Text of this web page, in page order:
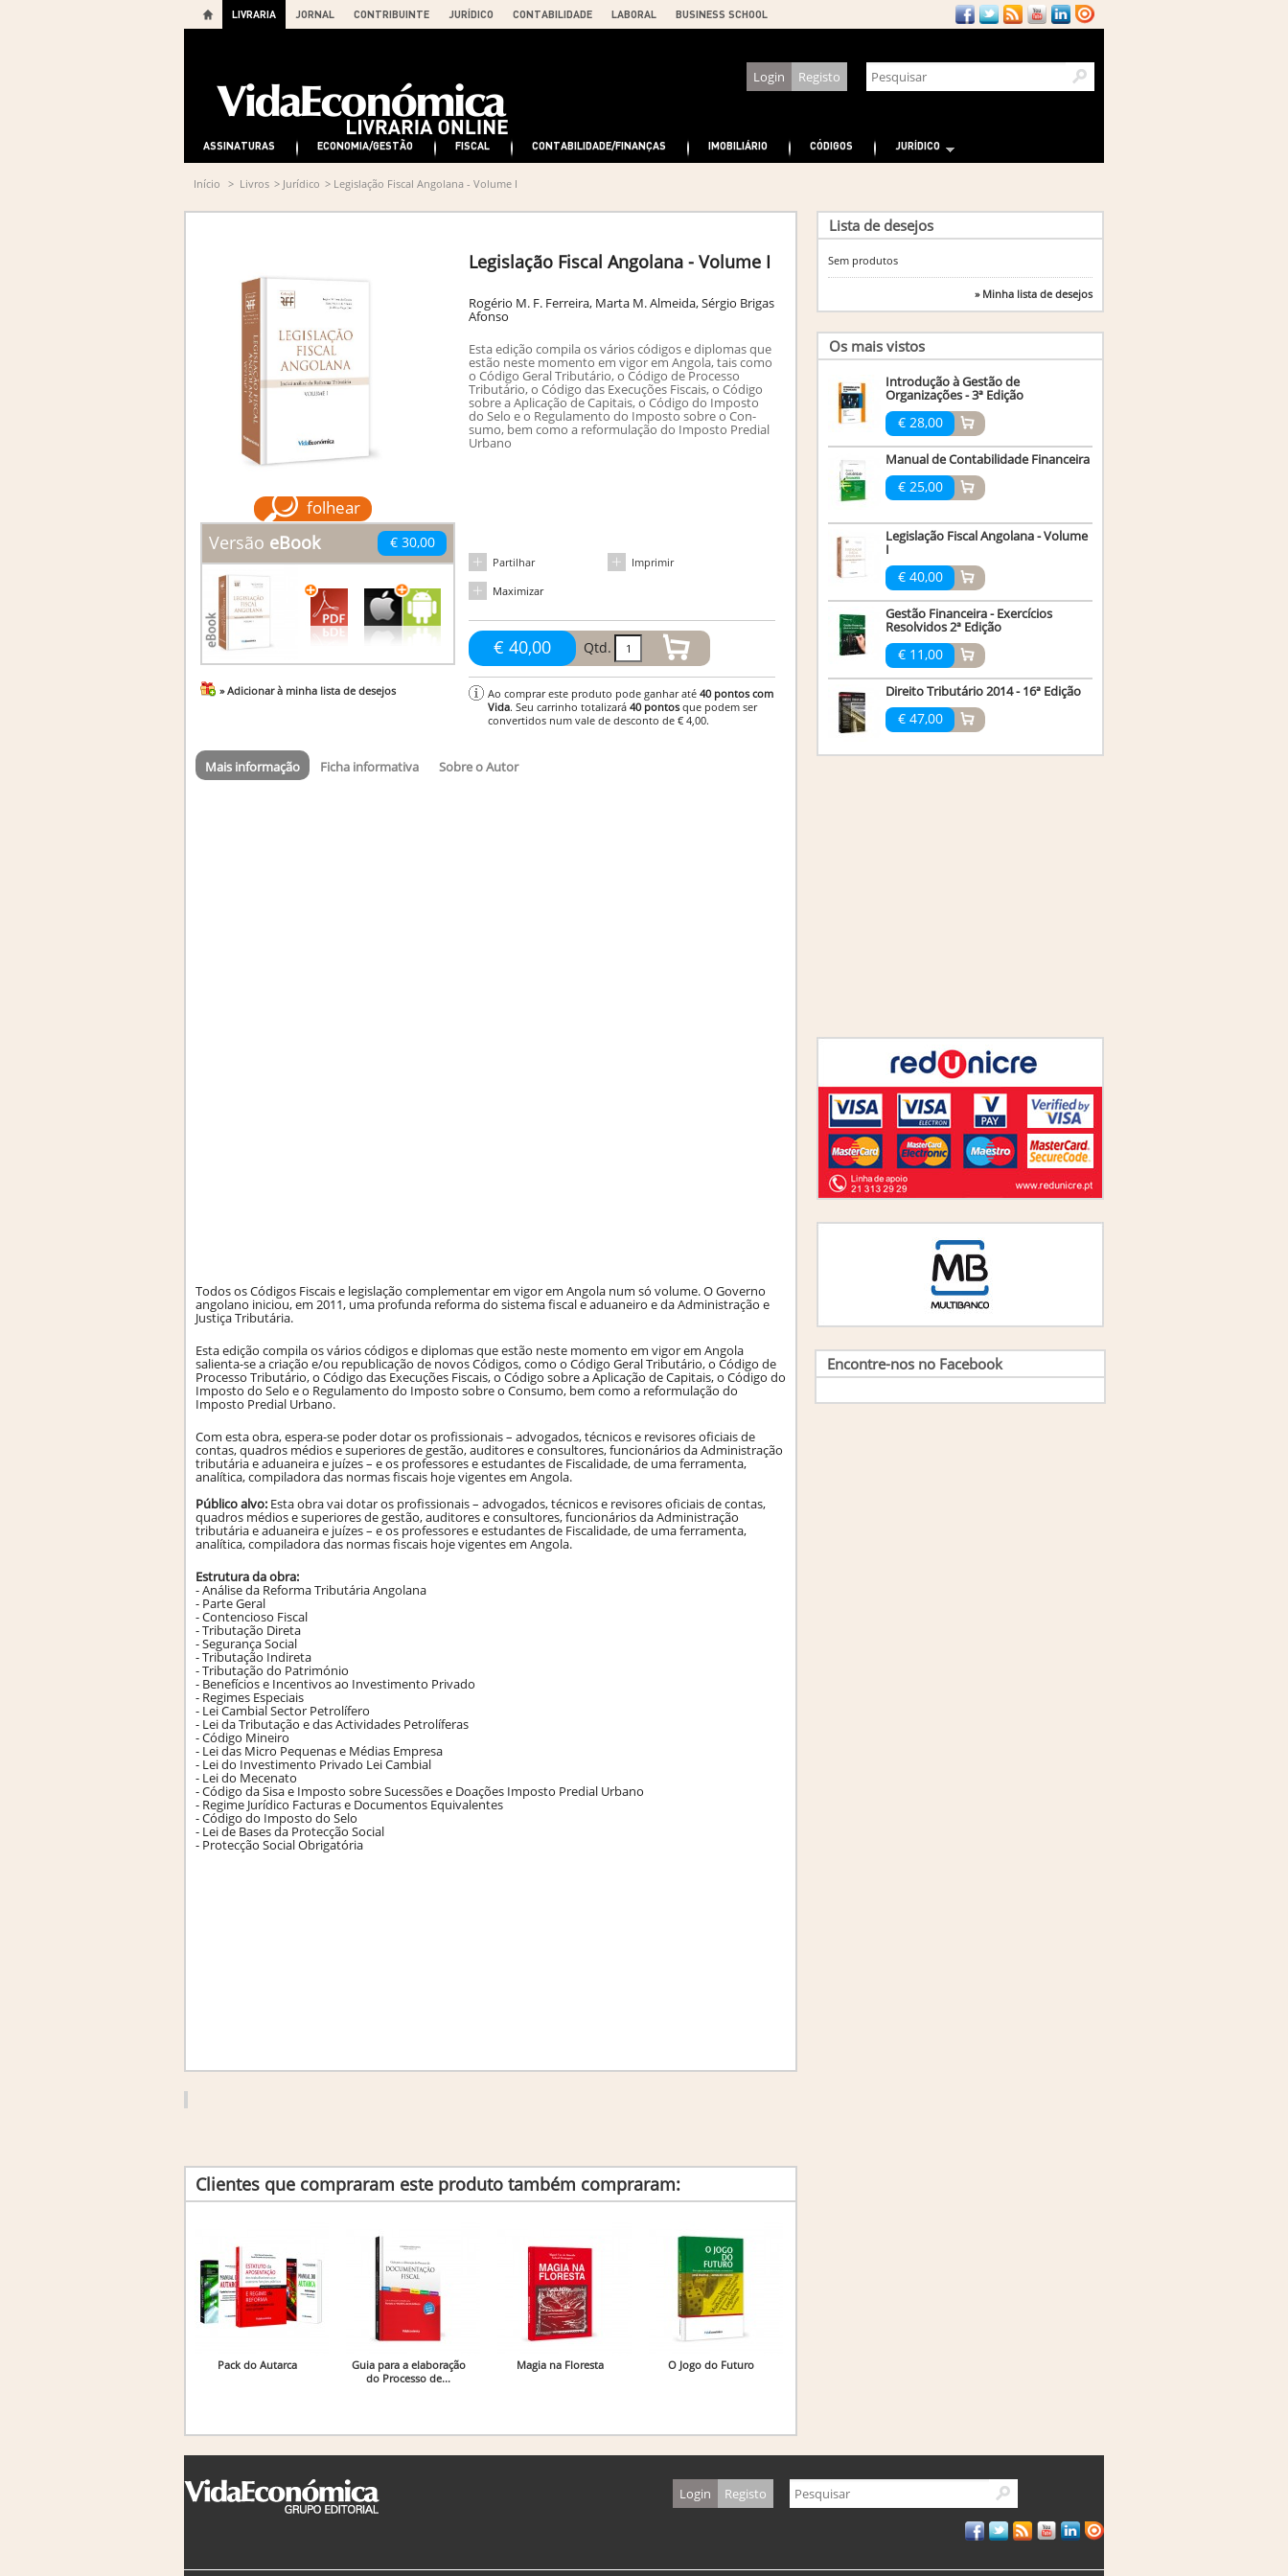
LIVRARIA JORNAL CONTRIBUINTE JURÍDICO CONTABILIDADE LABORAL BUSINESS SCHOOL
Login Registo
ASSINATURAS ECONOMIA/GESTÃO FISCAL CONTABILIDADE/FINANÇAS IMOBILIÁRIO CÓDIGOS JURÍDICO
Início > Livros > Jurídico > Legislação Fiscal Angolana - Volume I
folhear
Versão eBook € 30,00
» Adicionar à minha lista de desejos
Legislação Fiscal Angolana - Volume I
Rogério M. F. Ferreira, Marta M. Almeida, Sérgio Brigas
Afonso
Esta edição compila os vários códigos e diplomas que
estão neste momento em vigor em Angola, tais como
o Código Geral Tributário, o Código de Processo
Tributário, o Código das Execuções Fiscais, o Código
sobre a Aplicação de Capitais, o Código do Imposto
do Selo e o Regulamento do Imposto sobre o Con­
sumo, bem como a reformulação do Imposto Predial
Urbano
Partilhar
Imprimir
Maximizar
€ 40,00 Qtd.
Ao comprar este produto pode ganhar até 40pontos com
Vida. Seu carrinho totalizará 40pontos que podem ser
convertidos num vale de desconto de € 4,00.
Mais informação Ficha informativa Sobre o Autor
Todos os Códigos Fiscais e legislação complementar em vigor em Angola num só volume. O Governo
angolano iniciou, em 2011, uma profunda reforma do sistema fiscal e aduaneiro e da Administração e
Justiça Tributária.
Esta edição compila os vários códigos e diplomas que estão neste momento em vigor em Angola
salienta-se a criação e/ou republicação de novos Códigos, como o Código Geral Tributário, o Código de
Processo Tributário, o Código das Execuções Fiscais, o Código sobre a Aplicação de Capitais, o Código do
Imposto do Selo e o Regulamento do Imposto sobre o Con­sumo, bem como a reformulação do
Imposto Predial Urbano.
Com esta obra, espera-se poder dotar os profissionais – advogados, técnicos e revisores oficiais de
contas, quadros médios e superiores de gestão, auditores e consultores, funcionários da Administração
tributária e aduaneira e juízes – e os professores e estudantes de Fiscalidade, de uma ferramenta,
analítica, compiladora das normas fiscais hoje vigentes em Angola.
Público alvo: Esta obra vai dotar os profissionais – advogados, técnicos e revisores oficiais de contas,
quadros médios e superiores de gestão, auditores e consultores, funcionários da Administração
tributária e aduaneira e juízes – e os professores e estudantes de Fiscalidade, de uma ferramenta,
analítica, compiladora das normas fiscais hoje vigentes em Angola.
Estrutura da obra:
- Análise da Reforma Tributária Angolana
- Parte Geral
- Contencioso Fiscal
- Tributação Direta
- Segurança Social
- Tributação Indireta
- Tributação do Património
- Benefícios e Incentivos ao Investimento Privado
- Regimes Especiais
- Lei Cambial Sector Petrolífero
- Lei da Tributação e das Actividades Petrolíferas
- Código Mineiro
- Lei das Micro Pequenas e Médias Empresa
- Lei do Investimento Privado Lei Cambial
- Lei do Mecenato
- Código da Sisa e Imposto sobre Sucessões e Doações Imposto Predial Urbano
- Regime Jurídico Facturas e Documentos Equivalentes
- Código do Imposto do Selo
- Lei de Bases da Protecção Social
- Protecção Social Obrigatória
Clientes que compraram este produto também compraram:
Pack do Autarca
Guia para a elaboração
do Processo de...
Magia na Floresta O Jogo do Futuro
Lista de desejos
Sem produtos
» Minha lista de desejos
Os mais vistos
Introdução à Gestão de
Organizações - 3ª Edição
€ 28,00
Manual de Contabilidade Financeira
€ 25,00
Legislação Fiscal Angolana - Volume
I
€ 40,00
Gestão Financeira - Exercícios
Resolvidos 2ª Edição
€ 11,00
Direito Tributário 2014 - 16ª Edição
€ 47,00
Encontre-nos no Facebook
Login Registo